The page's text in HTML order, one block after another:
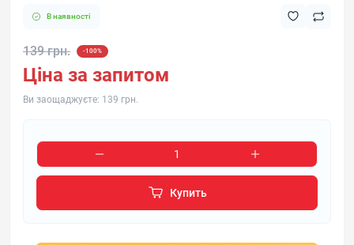
В наявності
139 грн. -100%
Ціна за запитом
Ви заощаджуєте: 139 грн.
Купить